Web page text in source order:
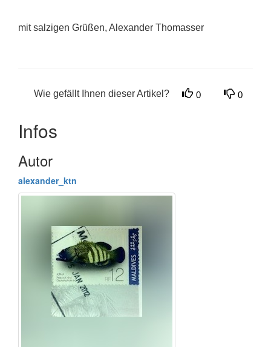
mit salzigen Grüßen, Alexander Thomasser
Wie gefällt Ihnen dieser Artikel? 0 0
Infos
Autor
alexander_ktn